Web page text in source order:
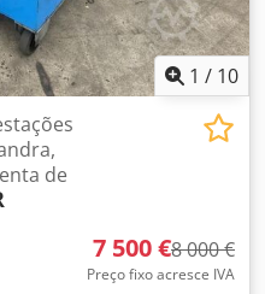
Velocidade periférica:
1 / 10
de
7 500 €8 000 €
Preço fixo acresce IVA